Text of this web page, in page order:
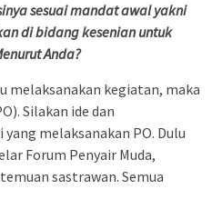
sesuai mandat awal yakni
di bidang kesenian untuk
Anda?
melaksanakan kegiatan, maka
Silakan ide dan
melaksanakan PO. Dulu
Forum Penyair Muda,
sastrawan. Semua